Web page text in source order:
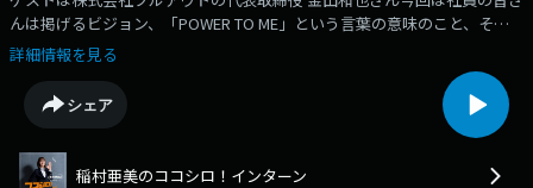
んは掲げるビジョン、「POWER TO ME」という言葉の意味のこと、そし
て広告を手掛けるフルアウトさんならではの強さや、1年目の若手の社員
さんにも積極的に仕事をまかせるという社員教育などについても実例を交
えながら教えていただきます
詳細情報を見る
シェア
稲村亜美のココシロ！インターン